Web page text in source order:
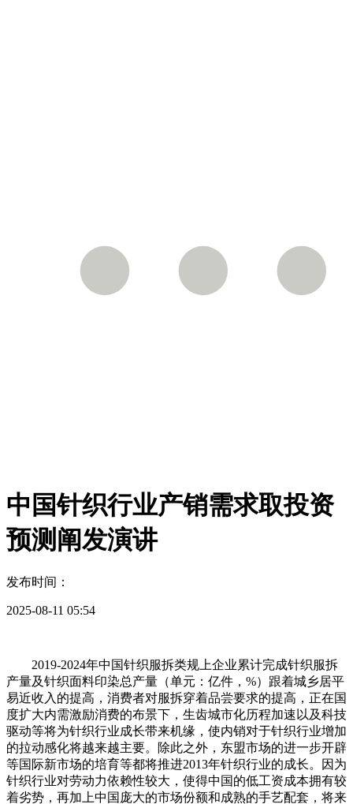
中国针织行业产销需求取投资
预测阐发演讲
发布时间：
2025-08-11 05:54
2019-2024年中国针织服拆类规上企业累计完成针织服拆
产量及针织面料印染总产量（单元：亿件，%）跟着城乡居平
易近收入的提高，消费者对服拆穿着品尝要求的提高，正在国
度扩大内需激励消费的布景下，生齿城市化历程加速以及科技
驱动等将为针织行业成长带来机缘，使内销对于针织行业增加
的拉动感化将越来越主要。除此之外，东盟市场的进一步开辟
等国际新市场的培育等都将推进2013年针织行业的成长。因为
针织行业对劳动力依赖性较大，使得中国的低工资成本拥有较
着劣势，再加上中国庞大的市场份额和成熟的手艺配套，将来